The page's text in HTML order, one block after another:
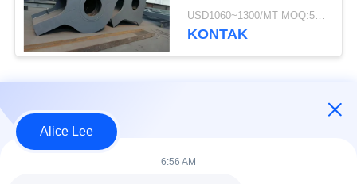
Disesuaikan
USD1060~1300/MT MOQ:50 mt
KONTAK
Semua
konstruksi struktur
Alice Lee
6:56 AM